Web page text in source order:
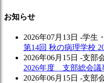
お知らせ
2026年07月13日 -学生
第14回 秋の病理学校
2026年06月15日 -支部
2026年度 支部総会議
2026年06月15日 -支部